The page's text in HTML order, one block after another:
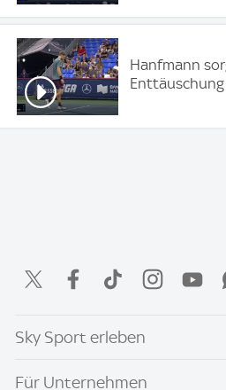
Hanfmann
Enttäuschung
Sky Sport erleben
Für Unternehmen